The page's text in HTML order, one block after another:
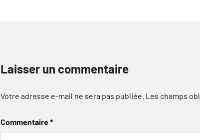
Laisser un commentaire
Votre adresse e-mail ne sera pas publiée. Les champs
Commentaire*